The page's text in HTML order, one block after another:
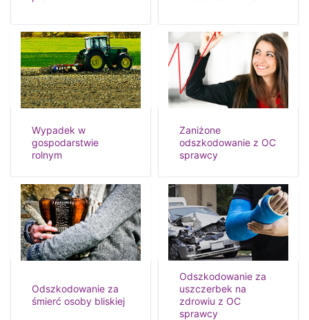
Wypadek w
gospodarstwie
rolnym
Zaniżone
odszkodowanie z OC
sprawcy
Odszkodowanie za
śmierć osoby bliskiej
Odszkodowanie za
uszczerbek na
zdrowiu z OC
sprawcy